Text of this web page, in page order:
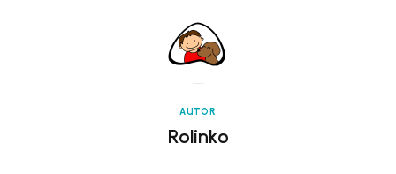
AUTOR
Rolinko